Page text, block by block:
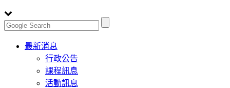
Toggle
navigation
最新消息
行政公告
課程訊息
活動訊息